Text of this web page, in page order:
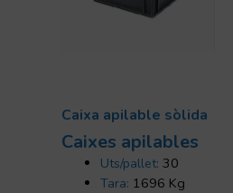
Caixa apilable sòlida
Caixes apilables
Uts/pallet: 30
Tara: 1696 Kg